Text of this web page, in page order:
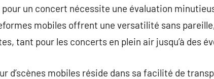
un concert nécessite une évaluation
mobiles offrent une versatilité sans
tant pour les concerts en plein air jusqu’à des
d’scènes mobiles réside dans sa facilité de